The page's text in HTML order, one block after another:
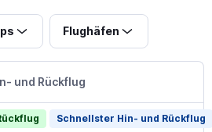
Flughäfen
und Rückflug
Schnellster Hin- und Rückflug